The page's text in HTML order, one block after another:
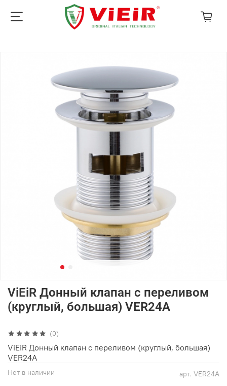
(0)
арт. VER24A
Нет в наличии
ViEiR Донный клапан с переливом
(круглый, большая) VER24A
ViEiR Донный клапан с переливом (круглый, большая)
VER24A